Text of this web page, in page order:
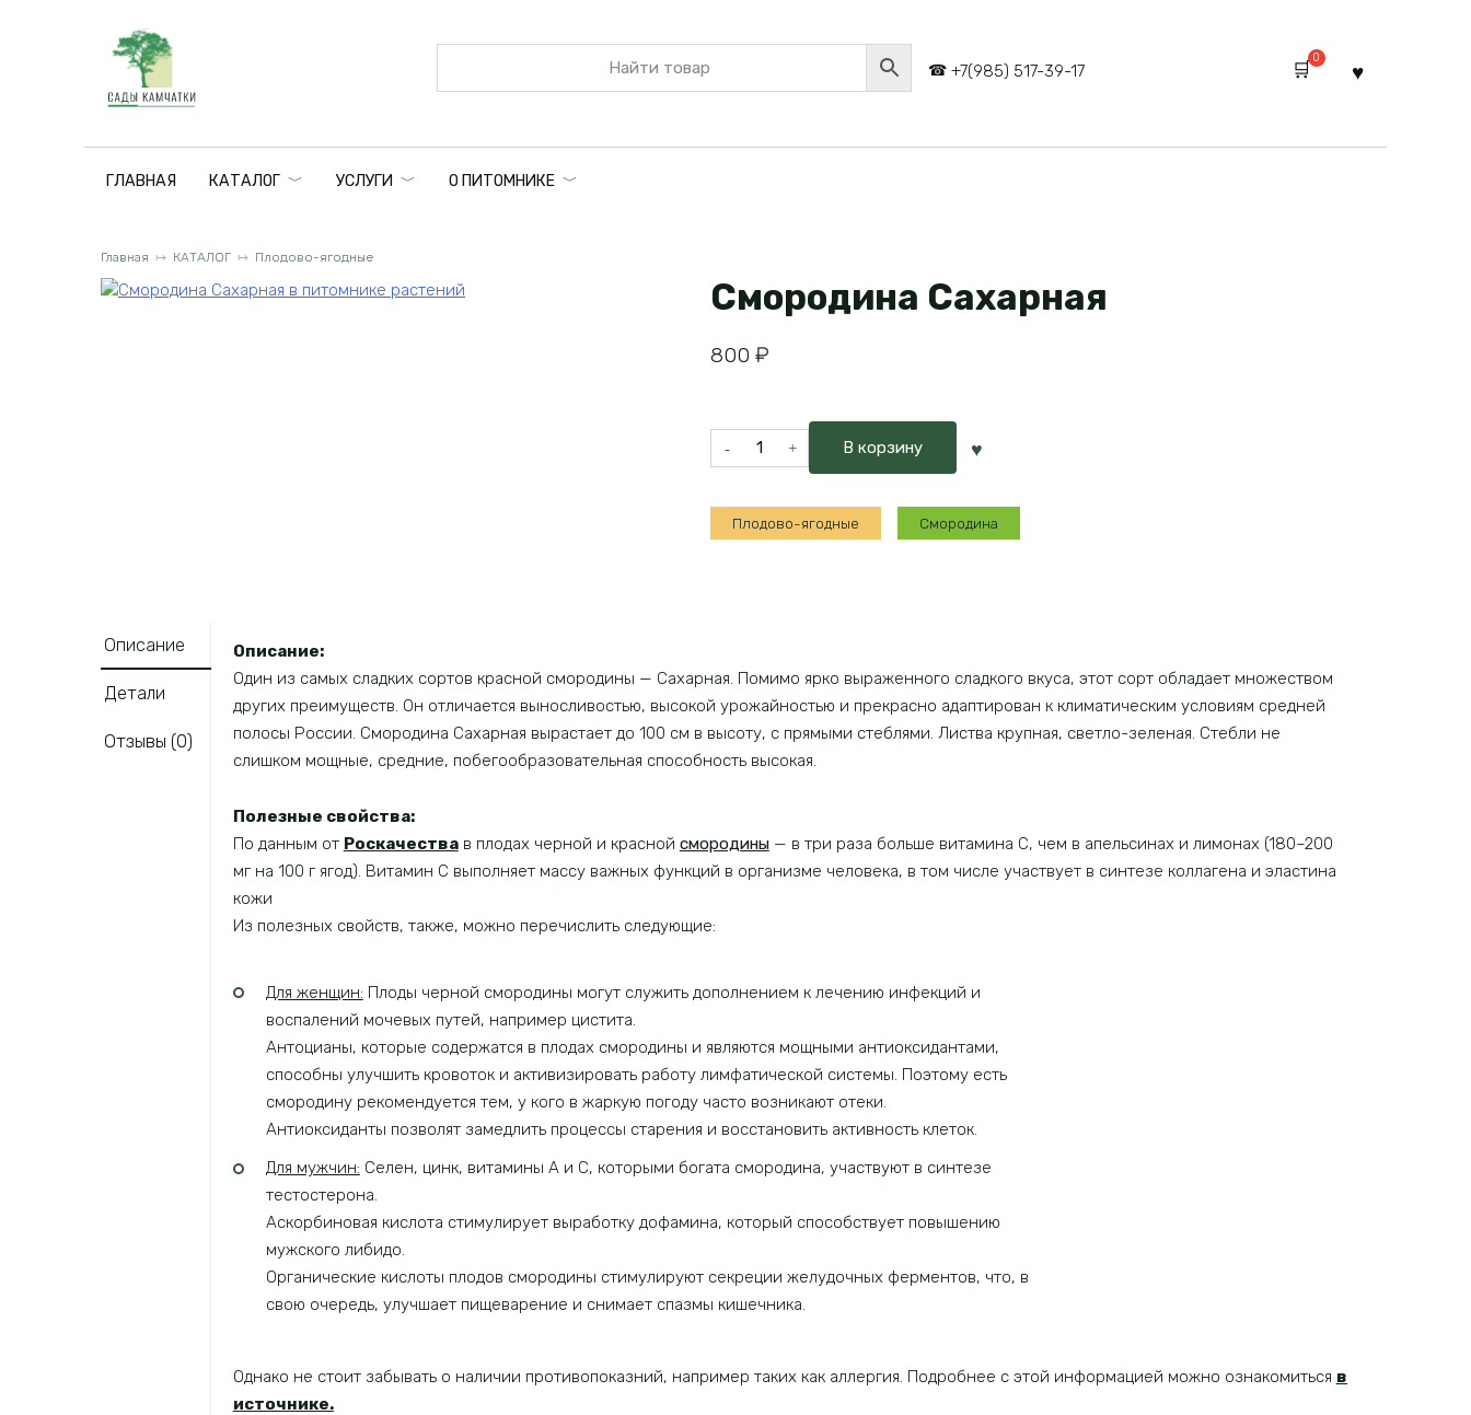
+7(985) 517-39-17
0
ГЛАВНАЯ КАТАЛОГ УСЛУГИ О ПИТОМНИКЕ
Главная КАТАЛОГ Плодово-ягодные
Смородина Сахарная
800₽
Количество
товара
Сахарная
В корзину
Плодово-ягодные Смородина
Описание
Детали
Отзывы (0)
Описание:
Один из самых сладких сортов красной смородины — Сахарная. Помимо ярко выраженного сладкого вкуса, этот сорт обладает множеством
других преимуществ. Он отличается выносливостью, высокой урожайностью и прекрасно адаптирован к климатическим условиям средней
полосы России. Смородина Сахарная вырастает до 100 см в высоту, с прямыми стеблями. Листва крупная, светло-зеленая. Стебли не
слишком мощные, средние, побегообразовательная способность высокая.
Полезные свойства:
По данным от Роскачествав плодах черной и красной смородины — в три раза больше витамина С, чем в апельсинах и лимонах (180–200
мг на 100 г ягод). Витамин С выполняет массу важных функций в организме человека, в том числе участвует в синтезе коллагена и эластина
кожи
Из полезных свойств, также, можно перечислить следующие:
Для женщин: Плоды черной смородины могут служить дополнением к лечению инфекций и
воспалений мочевых путей, например цистита.
Антоцианы, которые содержатся в плодах смородины и являются мощными антиоксидантами,
способны улучшить кровоток и активизировать работу лимфатической системы. Поэтому есть
смородину рекомендуется тем, у кого в жаркую погоду часто возникают отеки.
Антиоксиданты позволят замедлить процессы старения и восстановить активность клеток.
Для мужчин: Селен, цинк, витамины А и С, которыми богата смородина, участвуют в синтезе
тестостерона.
Аскорбиновая кислота стимулирует выработку дофамина, который способствует повышению
мужского либидо.
Органические кислоты плодов смородины стимулируют секреции желудочных ферментов, что, в
свою очередь, улучшает пищеварение и снимает спазмы кишечника.
Однако не стоит забывать о наличии противопоказний, например таких как аллергия. Подробнее с этой информацией можно ознакомиться в
источнике.